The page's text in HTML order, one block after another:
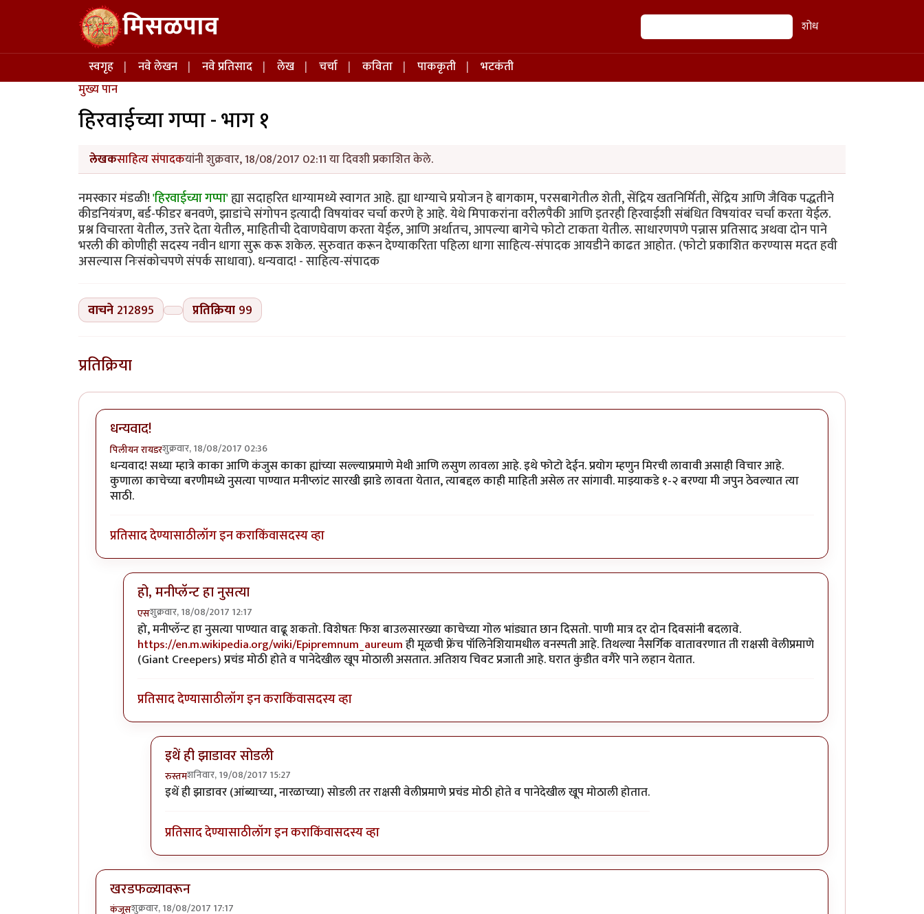
Skip to main content मिसळपाव शोध शोध
Main navigation
स्वगृह नवे लेखन नवे प्रतिसाद लेख चर्चा कविता पाककृती
भटकंती
मुख्य पान
हिरवाईच्या गप्पा - भाग १
लेखकसाहित्य संपादकयांनी शुक्रवार, 18/08/2017 02:11 या दिवशी प्रकाशित केले.
नमस्कार मंडळी!'हिरवाईच्या गप्पा'ह्या सदाहरित धाग्यामध्ये स्वागत आहे. ह्या धाग्याचे प्रयोजन हे बागकाम, परसबागेतील शेती, सेंद्रिय खतनिर्मिती, सेंद्रिय आणि जैविक पद्धतीने
कीडनियंत्रण, बर्ड-फीडर बनवणे, झाडांचे संगोपन इत्यादी विषयांवर चर्चा करणे हे आहे. येथे मिपाकरांना वरीलपैकी आणि इतरही हिरवाईशी संबंधित विषयांवर चर्चा करता येईल.
प्रश्न विचारता येतील, उत्तरे देता येतील, माहितीची देवाणघेवाण करता येईल, आणि अर्थातच, आपल्या बागेचे फोटो टाकता येतील. साधारणपणे पन्नास प्रतिसाद अथवा दोन पाने
भरली की कोणीही सदस्य नवीन धागा सुरू करू शकेल. सुरुवात करून देण्याकरिता पहिला धागा साहित्य-संपादक आयडीने काढत आहोत. (फोटो प्रकाशित करण्यास मदत हवी
असल्यास निःसंकोचपणे संपर्क साधावा). धन्यवाद! - साहित्य-संपादक
वाचने 212895 प्रतिक्रिया 99
प्रतिक्रिया
धन्यवाद!
पिलीयन रायडरशुक्रवार, 18/08/2017 02:36
धन्यवाद! सध्या म्हात्रे काका आणि कंजुस काका ह्यांच्या सल्ल्याप्रमाणे मेथी आणि लसुण लावला आहे. इथे फोटो देईन. प्रयोग म्हणुन मिरची लावावी असाही विचार आहे.
कुणाला काचेच्या बरणीमध्ये नुसत्या पाण्यात मनीप्लांट सारखी झाडे लावता येतात, त्याबद्दल काही माहिती असेल तर सांगावी. माझ्याकडे १-२ बरण्या मी जपुन ठेवल्यात त्या
साठी.
प्रतिसाद देण्यासाठीलॉग इन कराकिंवासदस्य व्हा
हो, मनीप्लॅन्ट हा नुसत्या
एसशुक्रवार, 18/08/2017 12:17
In reply toधन्यवाद!byपिलीयन रायडर
हो, मनीप्लॅन्ट हा नुसत्या पाण्यात वाढू शकतो. विशेषतः फिश बाउलसारख्या काचेच्या गोल भांड्यात छान दिसतो. पाणी मात्र दर दोन दिवसांनी बदलावे.
https://en.m.wikipedia.org/wiki/Epipremnum_aureumही मूळची फ्रेंच पॉलिनेशियामधील वनस्पती आहे. तिथल्या नैसर्गिक वातावरणात ती राक्षसी वेलीप्रमाणे
(Giant Creepers) प्रचंड मोठी होते व पानेदेखील खूप मोठाली असतात. अतिशय चिवट प्रजाती आहे. घरात कुंडीत वगैरे पाने लहान येतात.
प्रतिसाद देण्यासाठीलॉग इन कराकिंवासदस्य व्हा
इथें ही झाडावर सोडली
रुस्तमशनिवार, 19/08/2017 15:27
In reply toहो, मनीप्लॅन्ट हा नुसत्याbyएस
इथें ही झाडावर (आंब्याच्या, नारळाच्या) सोडली तर राक्षसी वेलीप्रमाणे प्रचंड मोठी होते व पानेदेखील खूप मोठाली होतात.
प्रतिसाद देण्यासाठीलॉग इन कराकिंवासदस्य व्हा
खरडफळ्यावरून
कंजूसशुक्रवार, 18/08/2017 17:17